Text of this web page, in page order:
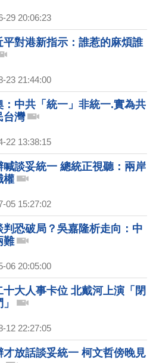
29 20:06:23
平對港新指示：誰惹的麻煩誰
23 21:44:00
：中共「統一」非統一.實為共
台灣
22 13:38:15
喊談妥統一 總統正視聽：兩岸
權
05 15:27:02
判恐破局？吳嘉隆析走向：中
難
06 20:05:00
十大人事卡位 北戴河上演「閉
12 22:27:05
才放話談妥統一 柯文哲傍晚見